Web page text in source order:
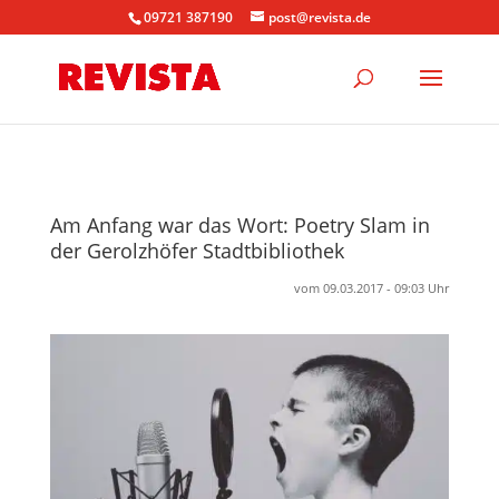
09721 387190 post@revista.de
Am Anfang war das Wort: Poetry Slam in
der Gerolzhöfer Stadtbibliothek
vom 09.03.2017 - 09:03 Uhr